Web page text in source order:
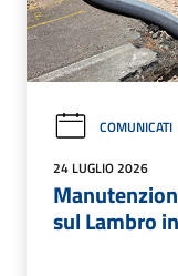
COMUNICATI
24 LUGLIO 2026
sul Lambro